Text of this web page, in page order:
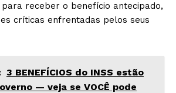
receber o benefício antecipado,
críticas enfrentadas pelos seus
3 BENEFÍCIOS do INSS estão
— veja se VOCÊ pode